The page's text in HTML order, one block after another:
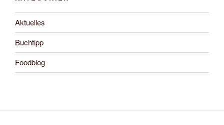
Aktuelles
Buchtipp
Foodblog